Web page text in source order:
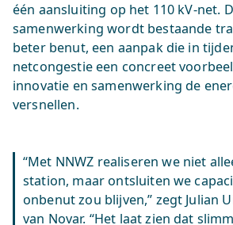
één aansluiting op het 110 kV-net.
samenwerking wordt bestaande
beter benut, een aanpak die in
netcongestie een concreet
innovatie en samenwerking de
versnellen.
“Met NNWZ realiseren we niet
station, maar ontsluiten we
onbenut zou blijven,” zegt Julian
van Novar. “Het laat zien dat